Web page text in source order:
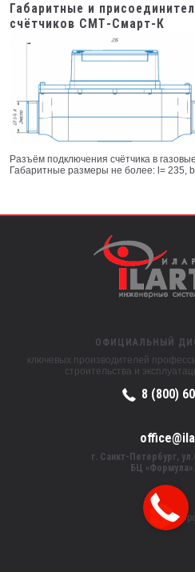
Габаритные и
счётчиков СМТ-Смарт-К
Разъём подключения счётчика в
Габаритные размеры не более: l= 235,
ОФИЦИАЛЬНЫЙ
ключевых производителей
строительства и
8 (800)
г. Санкт-Петербург,
БЦ